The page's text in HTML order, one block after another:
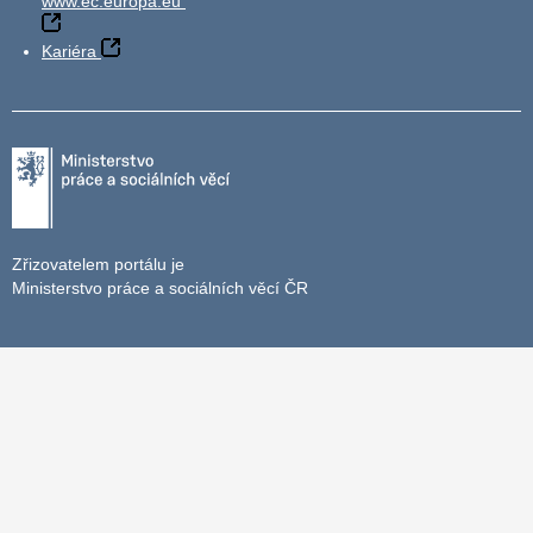
Kariéra
Zřizovatelem portálu je
Ministerstvo práce a sociálních věcí ČR